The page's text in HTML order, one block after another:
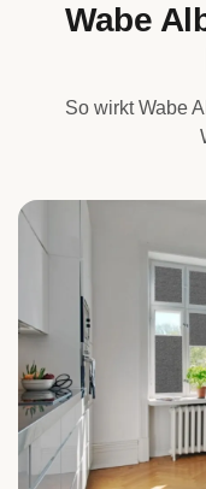
Wabe
So wirkt Wabe